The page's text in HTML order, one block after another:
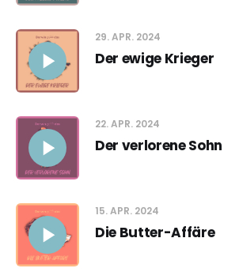
29. APR. 2024
Der ewige Krieger
22. APR. 2024
Der verlorene Sohn
15. APR. 2024
Die Butter-Affäre